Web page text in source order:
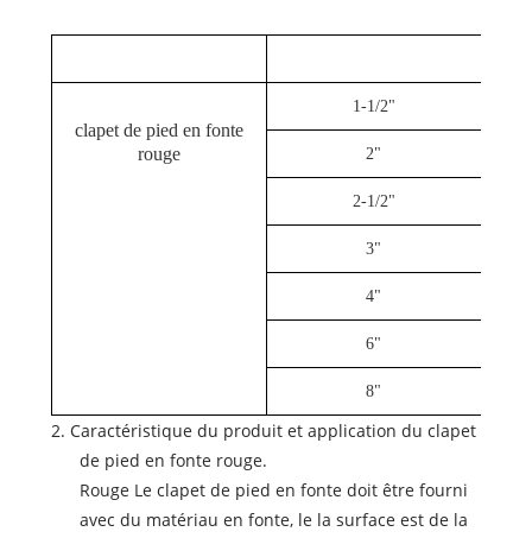
clapet de pied en fonte
rouge
1-1/2"
2"
2-1/2"
3"
4"
6"
8"
2. Caractéristique du produit et application du clapet
de pied en fonte rouge.
Rouge Le clapet de pied en fonte doit être fourni
avec du matériau en fonte, le la surface est de la